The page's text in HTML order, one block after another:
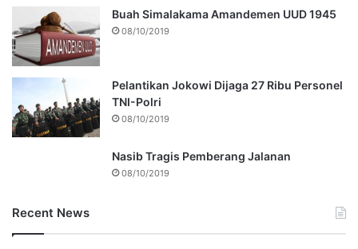
Buah Simalakama Amandemen UUD 1945
08/10/2019
Pelantikan Jokowi Dijaga 27 Ribu Personel
TNI-Polri
08/10/2019
Nasib Tragis Pemberang Jalanan
08/10/2019
Recent News